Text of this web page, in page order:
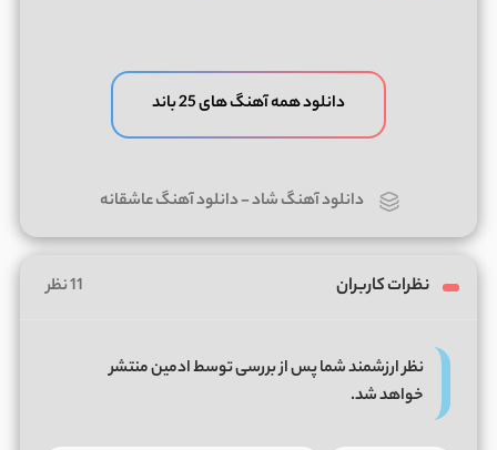
دانلود همه آهنگ های 25 باند
دانلود آهنگ شاد-دانلود آهنگ عاشقانه
نظرات کاربران 11 نظر
نظر ارزشمند شما پس از بررسی توسط ادمین منتشر
خواهد شد.